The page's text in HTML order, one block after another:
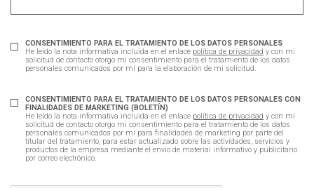
CONSENTIMIENTO PARA EL TRATAMIENTO DE LOS DATOS PERSONALES
He leído la nota informativa incluida en el enlace política de privacidad y con mi
solicitud de contacto otorgo mi consentimiento para el tratamiento de los datos
personales comunicados por mí para la elaboración de mi solicitud.
CONSENTIMIENTO PARA EL TRATAMIENTO DE LOS DATOS PERSONALES CON
FINALIDADES DE MARKETING (BOLETÍN)
He leído la nota informativa incluida en el enlace política de privacidad y con mi
solicitud de contacto otorgo mi consentimiento para el tratamiento de los datos
personales comunicados por mí para finalidades de marketing por parte del
titular del tratamiento, para estar actualizado sobre las actividades, servicios y
productos de la empresa mediante el envío de material informativo y publicitario
por correo electrónico.